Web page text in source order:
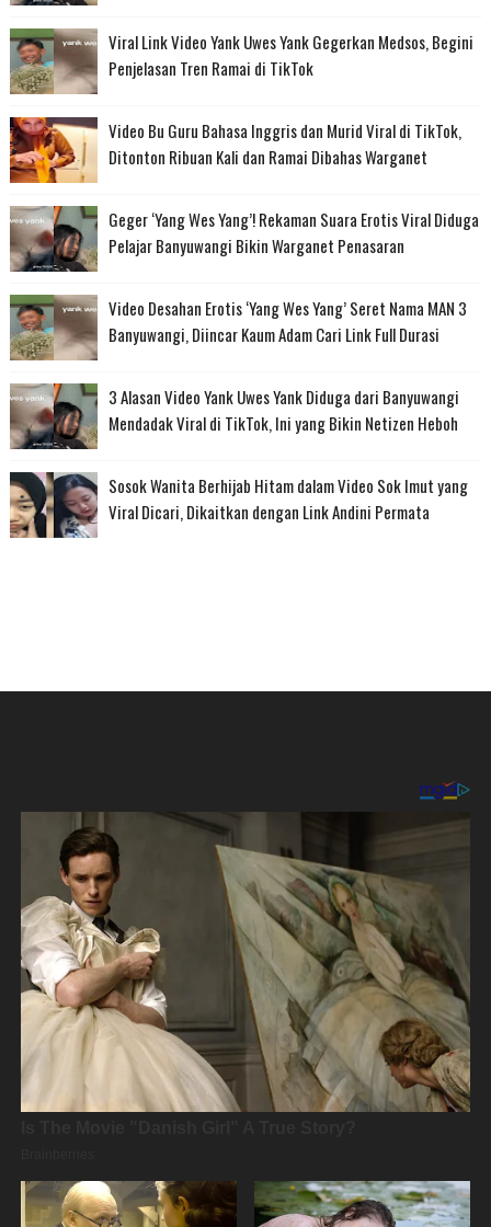
Viral Link Video Yank Uwes Yank Gegerkan Medsos, Begini
Penjelasan Tren Ramai di TikTok
Video Bu Guru Bahasa Inggris dan Murid Viral di TikTok,
Ditonton Ribuan Kali dan Ramai Dibahas Warganet
Geger ‘Yang Wes Yang’! Rekaman Suara Erotis Viral Diduga
Pelajar Banyuwangi Bikin Warganet Penasaran
Video Desahan Erotis ‘Yang Wes Yang’ Seret Nama MAN 3
Banyuwangi, Diincar Kaum Adam Cari Link Full Durasi
3 Alasan Video Yank Uwes Yank Diduga dari Banyuwangi
Mendadak Viral di TikTok, Ini yang Bikin Netizen Heboh
Sosok Wanita Berhijab Hitam dalam Video Sok Imut yang
Viral Dicari, Dikaitkan dengan Link Andini Permata